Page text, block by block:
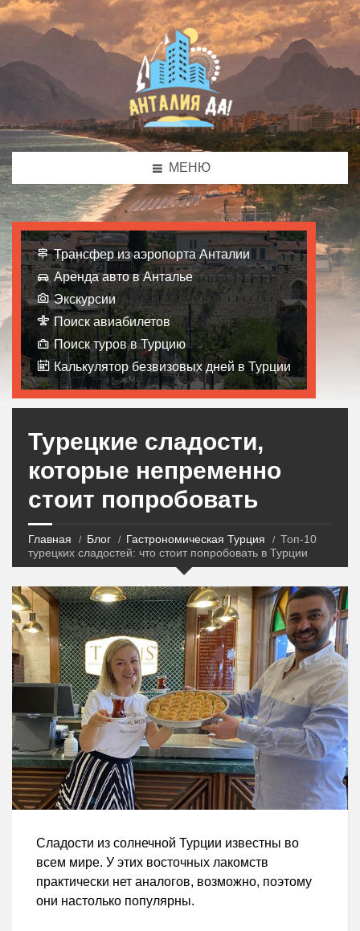
МЕНЮ
Трансфер из аэропорта Анталии
Аренда авто в Анталье
Экскурсии
Поиск авиабилетов
Поиск туров в Турцию
Калькулятор безвизовых дней в Турции
Турецкие сладости,
которые непременно
стоит попробовать
Главная Блог Гастрономическая Турция
Топ-10
турецких сладостей: что стоит попробовать в Турции
Сладости из солнечной Турции известны во
всем мире. У этих восточных лакомств
практически нет аналогов, возможно, поэтому
они настолько популярны.